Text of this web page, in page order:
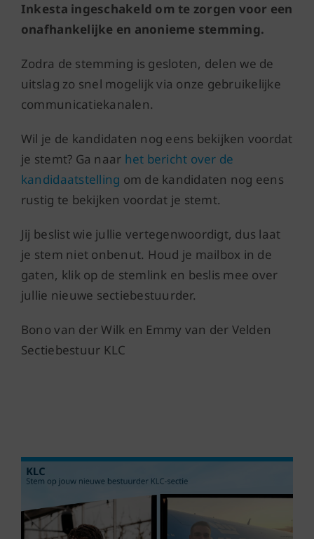
Inkesta ingeschakeld om te zorgen voor een
onafhankelijke en anonieme stemming.
Zodra de stemming is gesloten, delen we de
uitslag zo snel mogelijk via onze gebruikelijke
communicatiekanalen.​
Wil je de kandidaten nog eens bekijken voordat
je stemt? Ga naar het bericht over de
kandidaatstelling om de kandidaten nog eens
rustig te bekijken voordat je stemt.
Jij beslist wie jullie vertegenwoordigt, dus laat
je stem niet onbenut. Houd je mailbox in de
gaten, klik op de stemlink en beslis mee over
jullie nieuwe sectiebestuurder.
Bono van der Wilk en Emmy van der Velden
Sectiebestuur KLC